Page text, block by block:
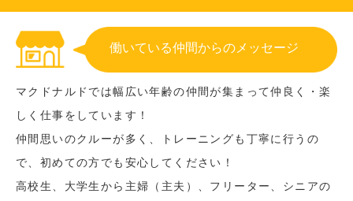
働いている仲間からのメッセージ
マクドナルドでは幅広い年齢の仲間が集まって仲良く・楽
しく仕事をしています！
仲間思いのクルーが多く、トレーニングも丁寧に行うの
で、初めての方でも安心してください！
高校生、大学生から主婦（主夫）、フリーター、シニアの